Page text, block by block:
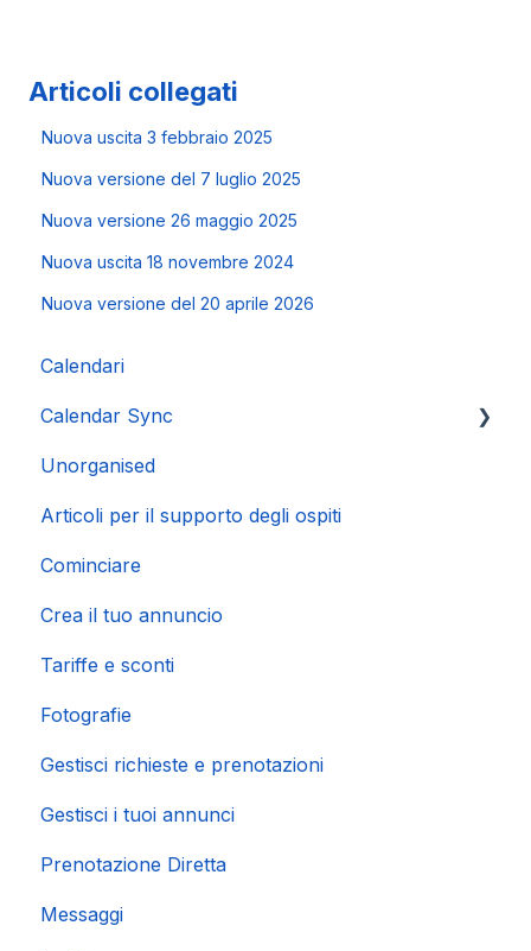
Articoli collegati
Nuova uscita 3 febbraio 2025
Nuova versione del 7 luglio 2025
Nuova versione 26 maggio 2025
Nuova uscita 18 novembre 2024
Nuova versione del 20 aprile 2026
Calendari
Calendar Sync
Importazione di calendari popolari
Unorganised
Articoli per il supporto degli ospiti
Cominciare
Crea il tuo annuncio
Tariffe e sconti
Fotografie
Gestisci richieste e prenotazioni
Gestisci i tuoi annunci
Prenotazione Diretta
Messaggi